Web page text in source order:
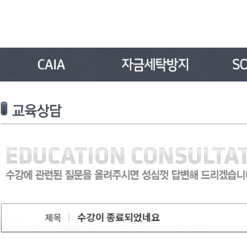
제목 수강이 종료되었네요